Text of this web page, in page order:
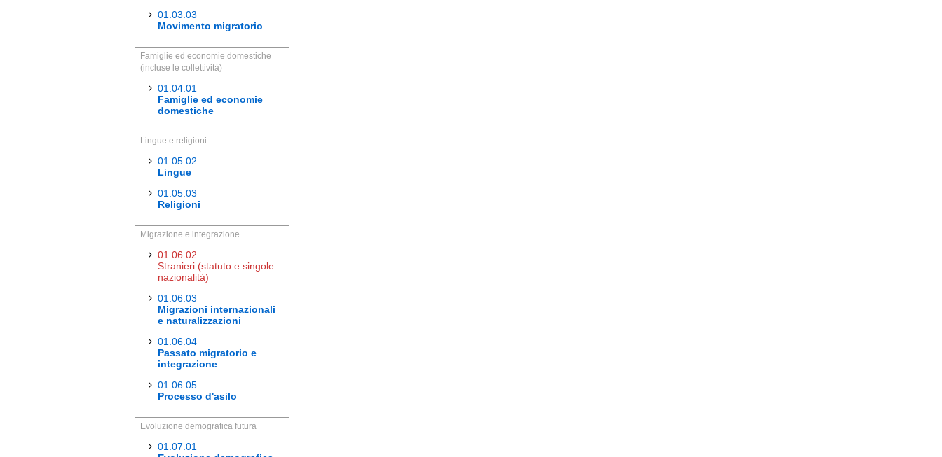
01.03.03
Movimento migratorio
Famiglie ed economie domestiche
(incluse le collettività)
01.04.01
Famiglie ed economie
domestiche
Lingue e religioni
01.05.02
Lingue
01.05.03
Religioni
Migrazione e integrazione
01.06.02
Stranieri (statuto e singole
nazionalità)
01.06.03
Migrazioni internazionali
e naturalizzazioni
01.06.04
Passato migratorio e
integrazione
01.06.05
Processo d'asilo
Evoluzione demografica futura
01.07.01